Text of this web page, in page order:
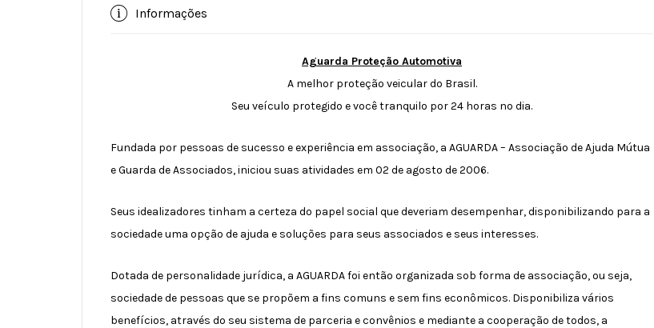
Informações
Aguarda Proteção Automotiva
A melhor proteção veicular do Brasil.
Seu veículo protegido e você tranquilo por 24 horas no dia.
Fundada por pessoas de sucesso e experiência em associação, a AGUARDA – Associação de Ajuda Mútua
e Guarda de Associados, iniciou suas atividades em 02 de agosto de 2006.
Seus idealizadores tinham a certeza do papel social que deveriam desempenhar, disponibilizando para a
sociedade uma opção de ajuda e soluções para seus associados e seus interesses.
Dotada de personalidade jurídica, a AGUARDA foi então organizada sob forma de associação, ou seja,
sociedade de pessoas que se propõem a fins comuns e sem fins econômicos. Disponibiliza vários
benefícios, através do seu sistema de parceria e convênios e mediante a cooperação de todos, a